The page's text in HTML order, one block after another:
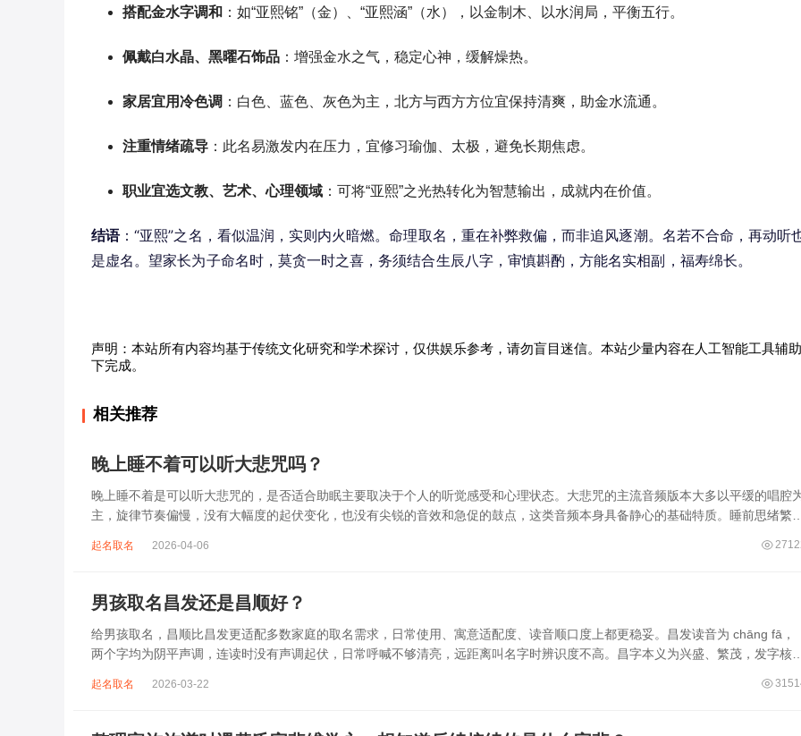
搭配金水字调和 ：如“亚熙铭”（金）、“亚熙涵”（水），以金制木、以水润局，平衡五行。
佩戴白水晶、黑曜石饰品 ：增强金水之气，稳定心神，缓解燥热。
家居宜用冷色调 ：白色、蓝色、灰色为主，北方与西方方位宜保持清爽，助金水流通。
注重情绪疏导 ：此名易激发内在压力，宜修习瑜伽、太极，避免长期焦虑。
职业宜选文教、艺术、心理领域 ：可将“亚熙”之光热转化为智慧输出，成就内在价值。
结语：“亚熙”之名，看似温润，实则内火暗燃。命理取名，重在补弊救偏，而非追风逐潮。名若不合命，再动听
是虚名。望家长为子命名时，莫贪一时之喜，务须结合生辰八字，审慎斟酌，方能名实相副，福寿绵长。
声明：本站所有内容均基于传统文化研究和学术探讨，仅供娱乐参考，请勿盲目迷信。本站少量内容在人工智能工具辅助
下完成。
相关推荐
晚上睡不着可以听大悲咒吗？
晚上睡不着是可以听大悲咒的，是否适合助眠主要取决于个人的听觉感受和心理状态。大悲咒的主流音频版本大多以平缓的唱腔
主，旋律节奏偏慢，没有大幅度的起伏变化，也没有尖锐的音效和急促的鼓点，这类音频本身具备静心的基础特质。睡前思绪繁
起名取名 2026-04-06
男孩取名昌发还是昌顺好？
给男孩取名，昌顺比昌发更适配多数家庭的取名需求，日常使用、寓意适配度、读音顺口度上都更稳妥。昌发读音为 chāng fā，
两个字均为阴平声调，连读时没有声调起伏，日常呼喊不够清亮，远距离叫名字时辨识度不高。昌字本义为兴盛、繁茂，发字核
起名取名 2026-03-22